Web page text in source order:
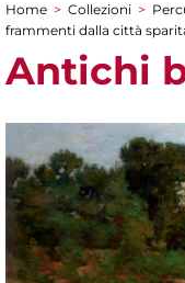
You are here
Home > Collezioni >
frammenti dalla città
Antichi